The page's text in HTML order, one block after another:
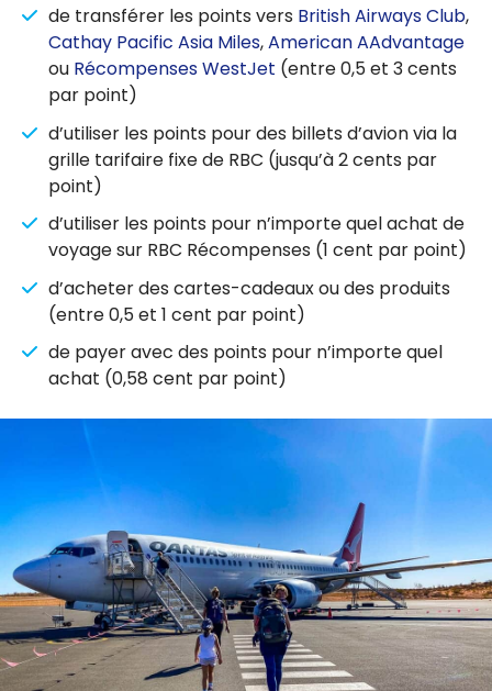
de transférer les points vers British Airways Club,
Cathay Pacific Asia Miles,American AAdvantage
ou Récompenses WestJet (entre 0,5 et 3 cents
par point)
d’utiliser les points pour des billets d’avion via la
grille tarifaire fixe de RBC (jusqu’à 2 cents par
point)
d’utiliser les points pour n’importe quel achat de
voyage sur RBC Récompenses (1 cent par point)
d’acheter des cartes-cadeaux ou des produits
(entre 0,5 et 1 cent par point)
de payer avec des points pour n’importe quel
achat (0,58 cent par point)